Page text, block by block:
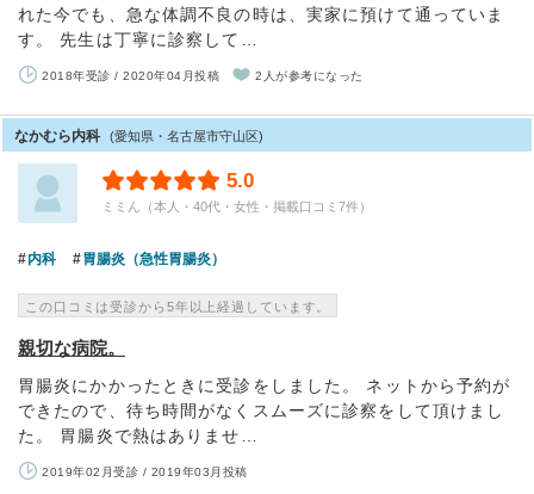
れた今でも、急な体調不良の時は、実家に預けて通っていま
す。 先生は丁寧に診察して…
2018年受診 / 2020年04月投稿 2人が参考になった
なかむら内科 (愛知県・名古屋市守山区)
5.0
ミミん（本人・40代・女性・掲載口コミ7件）
内科 胃腸炎（急性胃腸炎）
この口コミは受診から5年以上経過しています。
親切な病院。
胃腸炎にかかったときに受診をしました。 ネットから予約が
できたので、待ち時間がなくスムーズに診察をして頂けまし
た。 胃腸炎で熱はありませ…
2019年02月受診 / 2019年03月投稿